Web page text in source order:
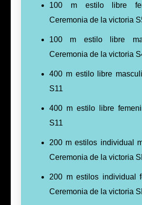
100 m estilo libre
Ceremonia de la victoria
100 m estilo libre
Ceremonia de la victoria
400 m estilo libre
S11
400 m estilo libre
S11
200 m estilos individual
Ceremonia de la victoria
200 m estilos individual
Ceremonia de la victoria